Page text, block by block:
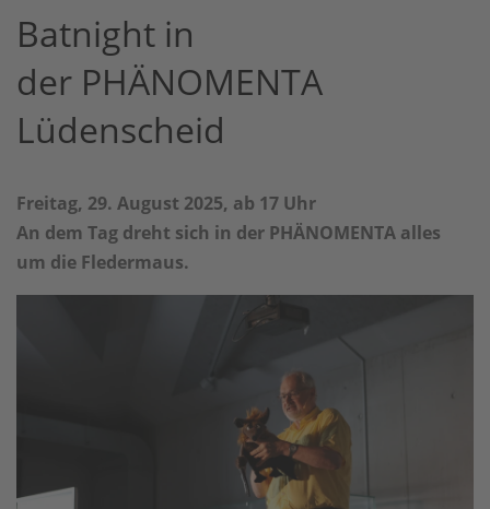
Batnight in
der PHÄNOMENTA
Lüdenscheid
Freitag, 29. August 2025, ab 17 Uhr
An dem Tag dreht sich in der PHÄNOMENTA alles
um die Fledermaus.